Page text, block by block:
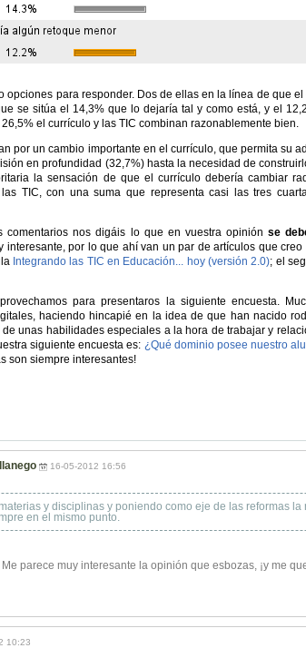
opciones para responder. Dos de ellas en la línea de que
se sitúa el 14,3% que lo dejaría tal y como está, y el
el currículo y las TIC combinan razonablemente bien.
por un cambio importante en el currículo, que permita su
en profundidad (32,7%) hasta la necesidad de
la sensación de que el currículo debería cambiar
TIC, con una suma que representa casi las tres
comentarios nos digáis lo que en vuestra opinión se
interesante, por lo que ahí van un par de artículos que
Integrando las TIC en Educación... hoy (versión 2.0); el
para presentaros la siguiente encuesta.
haciendo hincapié en la idea de que han nacido
unas habilidades especiales a la hora de trabajar y
siguiente encuesta es: ¿Qué dominio posee nuestro
son siempre interesantes!
16-05-2012 16:56
y disciplinas y poniendo como eje de las reformas la
en el mismo punto.
parece muy interesante la opinión que esbozas, ¡y me
10:23